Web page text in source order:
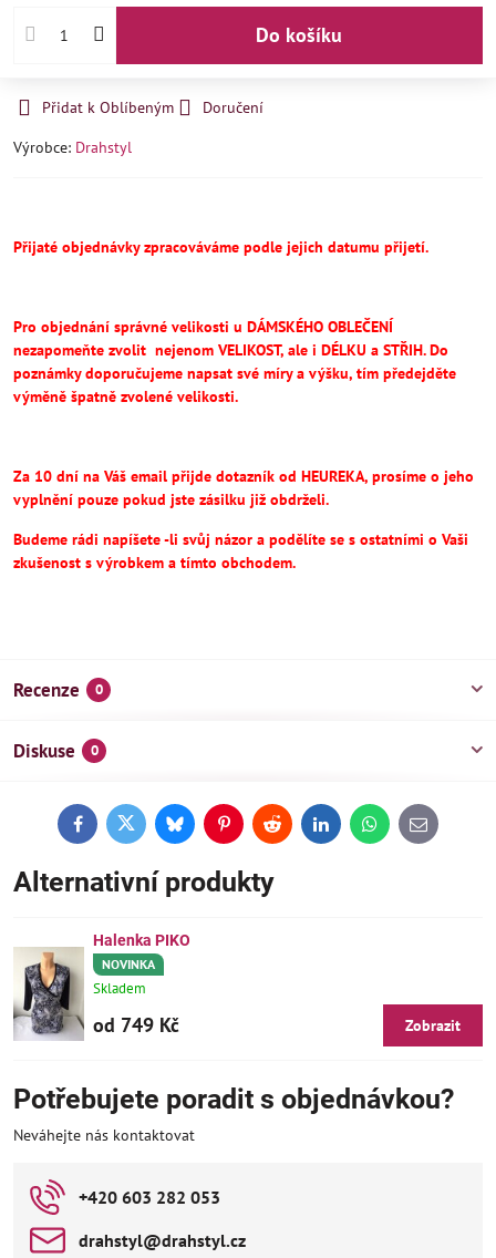
Do košíku
Přidat k Oblíbeným
Doručení
Výrobce: Drahstyl
Přijaté objednávky zpracováváme podle jejich datumu přijetí.
Pro objednání správné velikosti u DÁMSKÉHO OBLEČENÍ
nezapomeňte zvolit nejenom VELIKOST, ale i DÉLKU a STŘIH.Do
poznámky doporučujeme napsat své míry a výšku, tím předejděte
výměně špatně zvolené velikosti.
Za 10 dní na Váš email přijde dotazník od HEUREKA, prosíme o jeho
vyplnění pouze pokud jste zásilku již obdrželi.
Budeme rádi napíšete -li svůj názor a podělíte se s ostatními o Vaši
zkušenost s výrobkem a tímto obchodem.
Recenze 0
Diskuse 0
FacebookTwitterBlueskyPinterestReddit LinkedInWhatsApp
E-
mail
Alternativní produkty
Halenka PIKO
NOVINKA
Skladem
od 749 Kč Zobrazit
Potřebujete poradit s objednávkou?
Neváhejte nás kontaktovat
+420 603 282 053
drahstyl​@drahstyl​.cz